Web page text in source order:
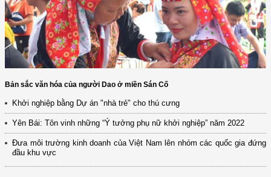
Bản sắc văn hóa của người Dao ở miền Sán Cố
Khởi nghiệp bằng Dự án "nhà trẻ" cho thú cưng
Yên Bái: Tôn vinh những “Ý tưởng phụ nữ khởi nghiệp” năm 2022
Đưa môi trường kinh doanh của Việt Nam lên nhóm các quốc gia đứng
đầu khu vực